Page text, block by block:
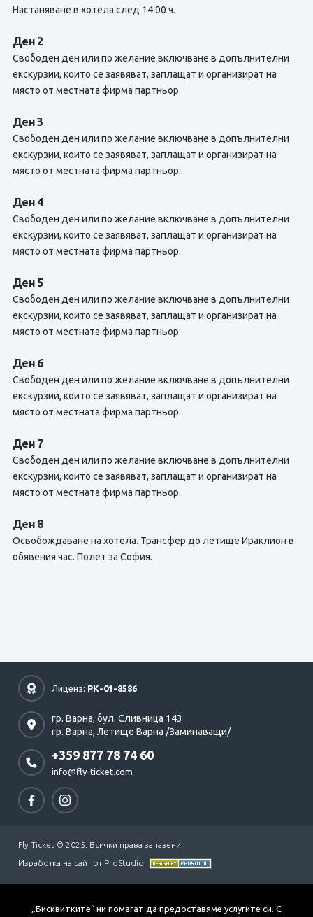
Настаняване в хотела след 14.00 ч.
Ден 2
Свободен ден или по желание включване в допълнителни
екскурзии, които се заявяват, заплащат и организират на
място от местната фирма партньор.
Ден 3
Свободен ден или по желание включване в допълнителни
екскурзии, които се заявяват, заплащат и организират на
място от местната фирма партньор.
Ден 4
Свободен ден или по желание включване в допълнителни
екскурзии, които се заявяват, заплащат и организират на
място от местната фирма партньор.
Ден 5
Свободен ден или по желание включване в допълнителни
екскурзии, които се заявяват, заплащат и организират на
място от местната фирма партньор.
Ден 6
Свободен ден или по желание включване в допълнителни
екскурзии, които се заявяват, заплащат и организират на
място от местната фирма партньор.
Ден 7
Свободен ден или по желание включване в допълнителни
екскурзии, които се заявяват, заплащат и организират на
място от местната фирма партньор.
Ден 8
Освобождаване на хотела. Трансфер до летище Ираклион в
обявения час. Полет за София.
Лиценз: РК-01-8586
гр. Варна, бул. Сливница 143
гр. Варна, Летище Варна /Заминаващи/
+359 877 78 74 60
info@fly-ticket.com
Fly Ticket © 2025. Всички права запазени
Изработка на сайт от ProStudio
„Бисквитките“ ни помагат да предоставяме услугите си. С